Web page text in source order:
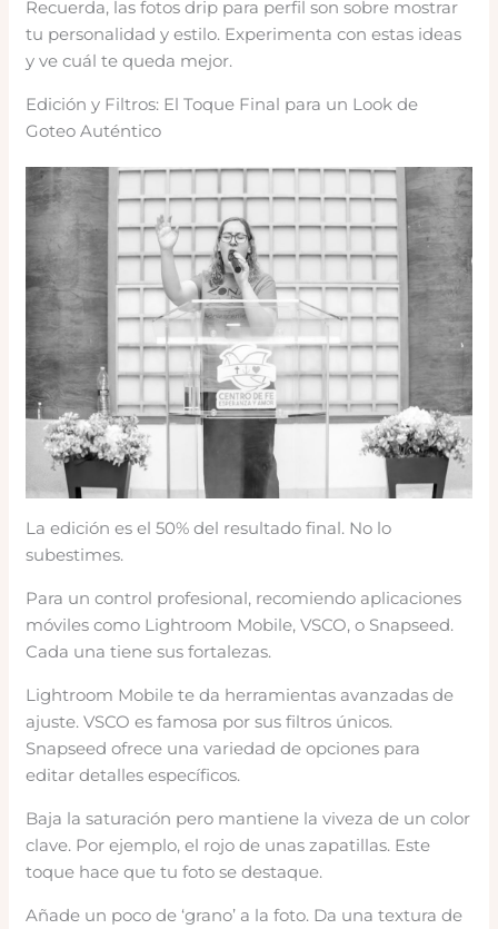
Recuerda, las fotos drip para perfil son sobre mostrar
tu personalidad y estilo. Experimenta con estas ideas
y ve cuál te queda mejor.
Edición y Filtros: El Toque Final para un Look de
Goteo Auténtico
La edición es el 50% del resultado final. No lo
subestimes.
Para un control profesional, recomiendo aplicaciones
móviles como Lightroom Mobile, VSCO, o Snapseed.
Cada una tiene sus fortalezas.
Lightroom Mobile te da herramientas avanzadas de
ajuste. VSCO es famosa por sus filtros únicos.
Snapseed ofrece una variedad de opciones para
editar detalles específicos.
Baja la saturación pero mantiene la viveza de un color
clave. Por ejemplo, el rojo de unas zapatillas. Este
toque hace que tu foto se destaque.
Añade un poco de ‘grano’ a la foto. Da una textura de